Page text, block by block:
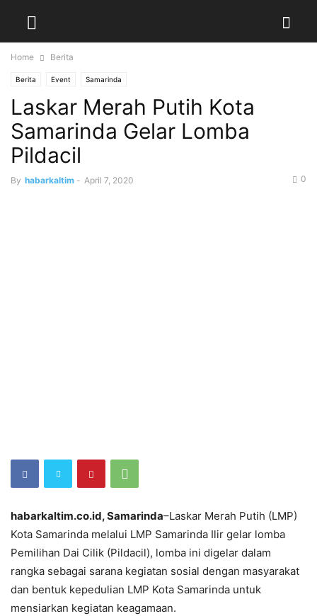
Home Berita
Berita Event Samarinda
Laskar Merah Putih Kota
Samarinda Gelar Lomba
Pildacil
By habarkaltim - April 7, 2020 0
habarkaltim.co.id, Samarinda–Laskar Merah Putih (LMP)
Kota Samarinda melalui LMP Samarinda Ilir gelar lomba
Pemilihan Dai Cilik (Pildacil), lomba ini digelar dalam
rangka sebagai sarana kegiatan sosial dengan masyarakat
dan bentuk kepedulian LMP Kota Samarinda untuk
mensiarkan kegiatan keagamaan.